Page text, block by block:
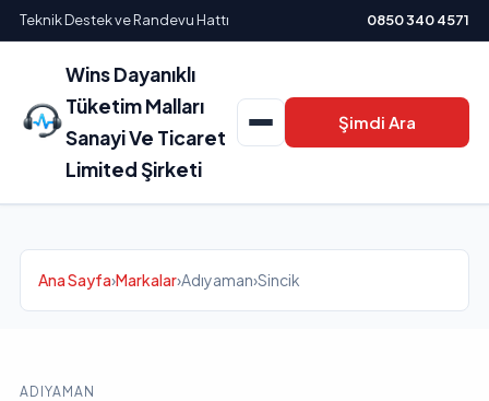
Teknik Destek ve Randevu Hattı 0850 340 4571
Wins Dayanıklı
Tüketim Malları
Sanayi Ve Ticaret
Limited Şirketi
Şimdi Ara
Ana Sayfa›Markalar›Adıyaman›Sincik
ADIYAMAN